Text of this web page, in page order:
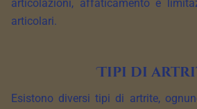
articolazioni, affaticamento e
articolari.
Tipi di
Esistono diversi tipi di artrite,